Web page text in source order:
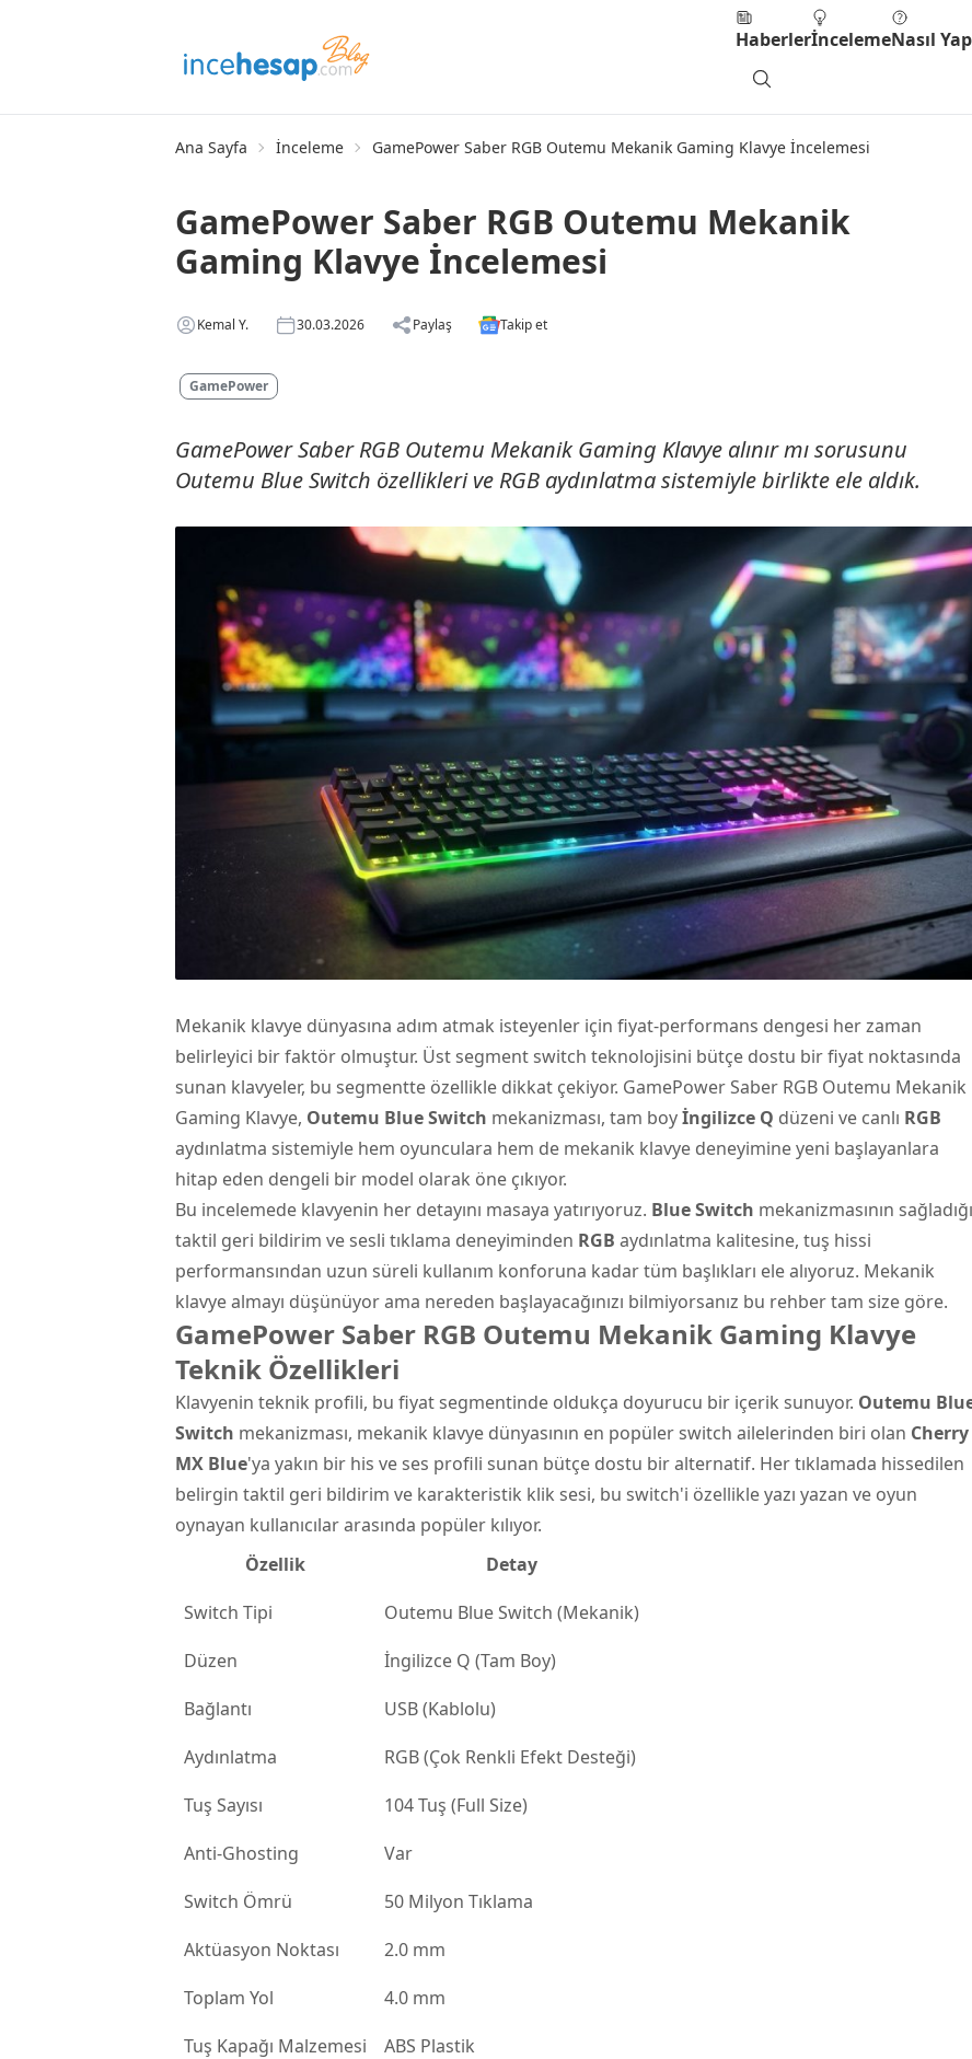
HaberlerİncelemeNasıl
Ana Sayfa İnceleme GamePower Saber RGB Outemu Mekanik Gaming Klavye İncelemesi
GamePower Saber RGB Outemu Mekanik
Gaming Klavye İncelemesi
Kemal Y. 30.03.2026 Paylaş Takip et
GamePower
GamePower Saber RGB Outemu Mekanik Gaming Klavye alınır mı sorusunu
Outemu Blue Switch özellikleri ve RGB aydınlatma sistemiyle birlikte ele aldık.
Mekanik klavye dünyasına adım atmak isteyenler için fiyat-performans dengesi her zaman
belirleyici bir faktör olmuştur. Üst segment switch teknolojisini bütçe dostu bir fiyat noktasında
sunan klavyeler, bu segmentte özellikle dikkat çekiyor. GamePower Saber RGB Outemu Mekanik
Gaming Klavye, Outemu Blue Switch mekanizması, tam boyİngilizce Q düzeni ve canlı RGB
aydınlatma sistemiyle hem oyunculara hem de mekanik klavye deneyimine yeni başlayanlara
hitap eden dengeli bir model olarak öne çıkıyor.
Bu incelemede klavyenin her detayını masaya yatırıyoruz. Blue Switch mekanizmasının sağladığı
taktil geri bildirim ve sesli tıklama deneyiminden RGB aydınlatma kalitesine, tuş hissi
performansından uzun süreli kullanım konforuna kadar tüm başlıkları ele alıyoruz. Mekanik
klavye almayı düşünüyor ama nereden başlayacağınızı bilmiyorsanız bu rehber tam size göre.
GamePower Saber RGB Outemu Mekanik Gaming Klavye
Teknik Özellikleri
Klavyenin teknik profili, bu fiyat segmentinde oldukça doyurucu bir içerik sunuyor. Outemu
Switch mekanizması, mekanik klavye dünyasının en popüler switch ailelerinden biri olan Cherry
MX Blue'ya yakın bir his ve ses profili sunan bütçe dostu bir alternatif. Her tıklamada hissedilen
belirgin taktil geri bildirim ve karakteristik klik sesi, bu switch'i özellikle yazı yazan ve oyun
oynayan kullanıcılar arasında popüler kılıyor.
Özellik
Detay
Switch Tipi
Outemu Blue Switch (Mekanik)
Düzen
İngilizce Q (Tam Boy)
Bağlantı
USB (Kablolu)
Aydınlatma
RGB (Çok Renkli Efekt Desteği)
Tuş Sayısı
104 Tuş (Full Size)
Anti-Ghosting
Var
Switch Ömrü
50 Milyon Tıklama
Aktüasyon Noktası
2.0 mm
Toplam Yol
4.0 mm
Tuş Kapağı Malzemesi
ABS Plastik